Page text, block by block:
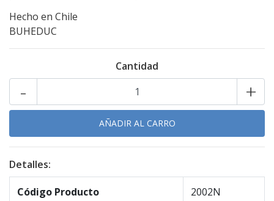
Hecho en Chile
BUHEDUC
Cantidad
+
-
Detalles:
Código Producto 2002N